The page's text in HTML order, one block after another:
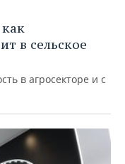
в сельское
в агросекторе и с